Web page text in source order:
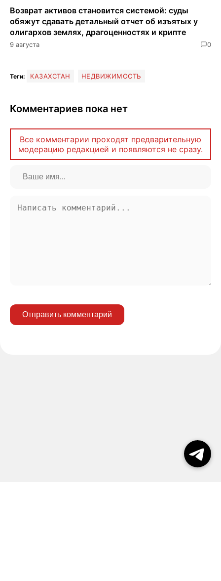
Возврат активов становится системой: суды
обяжут сдавать детальный отчет об изъятых у
олигархов землях, драгоценностях и крипте
9 августа 0
Теги: КАЗАХСТАН НЕДВИЖИМОСТЬ
Комментариев пока нет
Все комментарии проходят предварительную
модерацию редакцией и появляются не сразу.
Отправить комментарий